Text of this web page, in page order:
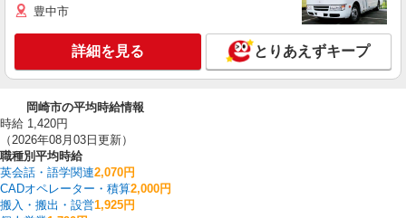
豊中市
詳細を見る とりあえずキープ
岡崎市の平均時給情報
時給 1,420円
（2026年08月03日更新）
職種別平均時給
英会話・語学関連2,070円
CADオペレーター・積算2,000円
搬入・搬出・設営1,925円